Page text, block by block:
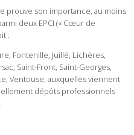
prouve son importance, au moins
deux EPCI (« Cœur de
:
Fontenille, Juillé, Lichères,
Saint-Front, Saint-Georges,
Ventouse, auxquelles viennent
dépôts professionnels